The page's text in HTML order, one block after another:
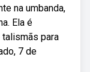
na umbanda,
Ela é
para
7 de